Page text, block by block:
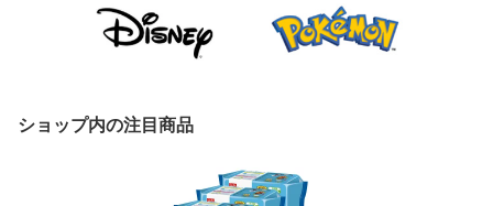
ショップ内の注目商品